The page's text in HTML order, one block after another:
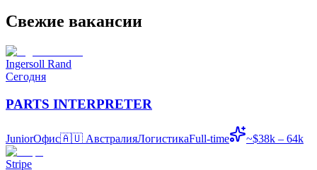
Свежие вакансии
Ingersoll Rand
Сегодня
PARTS INTERPRETER
JuniorОфис🇦🇺 АвстралияЛогистикаFull-time ~$38k – 64k
Stripe